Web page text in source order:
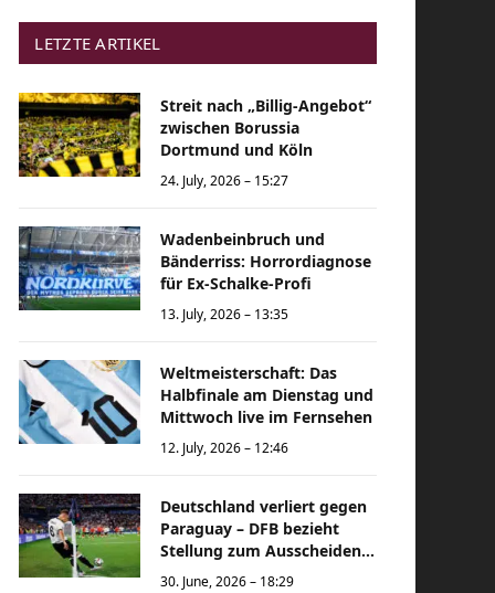
LETZTE ARTIKEL
Streit nach „Billig-Angebot“
zwischen Borussia
Dortmund und Köln
24. July, 2026 – 15:27
Wadenbeinbruch und
Bänderriss: Horrordiagnose
für Ex-Schalke-Profi
13. July, 2026 – 13:35
Weltmeisterschaft: Das
Halbfinale am Dienstag und
Mittwoch live im Fernsehen
12. July, 2026 – 12:46
Deutschland verliert gegen
Paraguay – DFB bezieht
Stellung zum Ausscheiden
bei der Weltmeisterschaft
30. June, 2026 – 18:29